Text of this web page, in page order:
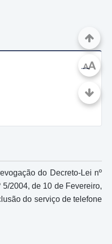
do Decreto-Lei nº
2004, de 10 de Fevereiro,
do serviço de telefone
AA